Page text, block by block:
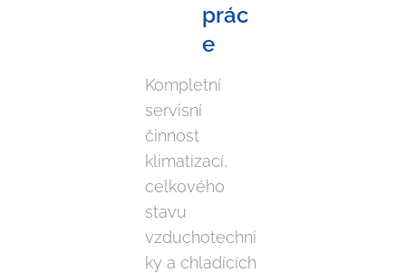
prác
e
Kompletní
servisní
činnost
klimatizací,
celkového
stavu
vzduchotechni
ky a chladících